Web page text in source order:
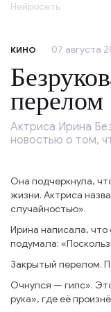
Нейросеть
КИНО 07 августа
перелом
Актриса Ирина
новостью о том,
Она подчеркнула,
жизни. Актриса
случайностью».
Ирина написала,
подумала:
Закрытый перелом.
Очнулся — гипс».
рука», где её